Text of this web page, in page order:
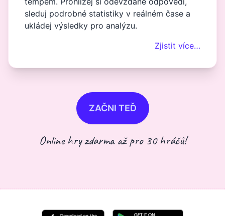
sleduj podrobné statistiky v reálném čase a
ukládej výsledky pro analýzu.
Zjistit více…
ZAČNI TEĎ
Online hry zdarma až pro 30 hráčů!